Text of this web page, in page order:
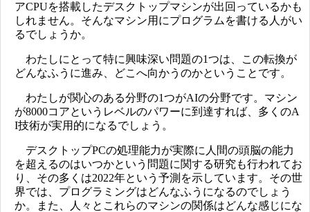
アCPUを搭載したデスクトップマシンが出回っているかも
しれません。そんなマシン用にプログラムを書ける人がい
るでしょうか。
わたしにとって特に興味深い問題の1つは、この転換が
どんなふうに進み、どこへ向かうのかということです。
わたしが関心のある分野の1つがAIの分野です。マシン
が8000コアというレベルのパワーに到達すれば、多くのA
I技術が実用的になるでしょう。
デスクトップPCの処理能力が実際に人間の頭脳の能力
を超えるのはいつかという問題に関する研究も行われてお
り、その多くは2022年という予測を示しています。その世
界では、プログラミングはどんなふうになるのでしょう
か。また、人々とこれらのマシンの関係はどんな感じにな